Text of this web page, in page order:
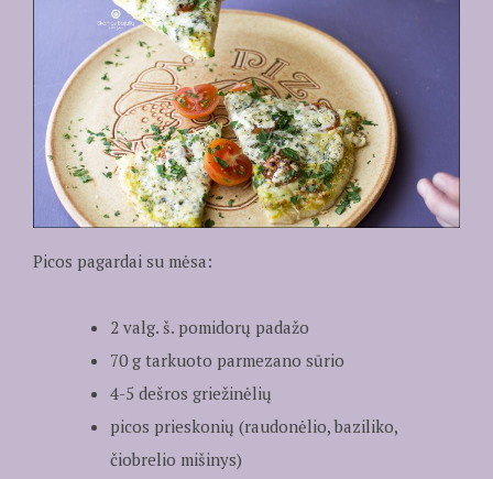
Picos pagardai su mėsa:
2 valg. š. pomidorų padažo
70 g tarkuoto parmezano sūrio
4-5 dešros griežinėlių
picos prieskonių (raudonėlio, baziliko,
čiobrelio mišinys)